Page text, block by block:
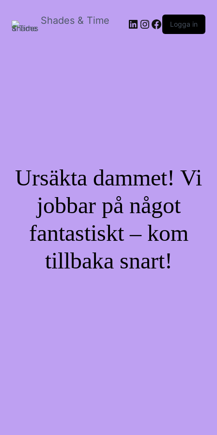
Shades & Time LinkedIn
Instagram
Facebook
Logga in
Ursäkta dammet! Vi
jobbar på något
fantastiskt – kom
tillbaka snart!